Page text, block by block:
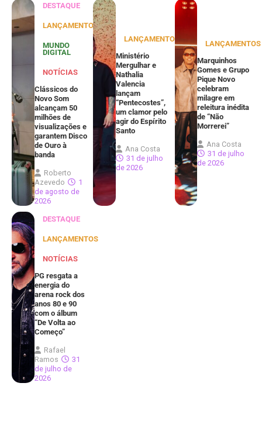
DESTAQUE
LANÇAMENTOS
MUNDO
DIGITAL
NOTÍCIAS
Clássicos do
Novo Som
alcançam 50
milhões de
visualizações e
garantem Disco
de Ouro à
banda
Roberto
Azevedo
1
de agosto de
2026
LANÇAMENTOS
Ministério
Mergulhar e
Nathalia
Valencia
lançam
“Pentecostes”,
um clamor pelo
agir do Espírito
Santo
Ana Costa
31 de julho
de 2026
LANÇAMENTOS
Marquinhos
Gomes e Grupo
Pique Novo
celebram
milagre em
releitura inédita
de “Não
Morrerei”
Ana Costa
31 de julho
de 2026
DESTAQUE
LANÇAMENTOS
NOTÍCIAS
PG resgata a
energia do
arena rock dos
anos 80 e 90
com o álbum
“De Volta ao
Começo”
Rafael
Ramos
31
de julho de
2026